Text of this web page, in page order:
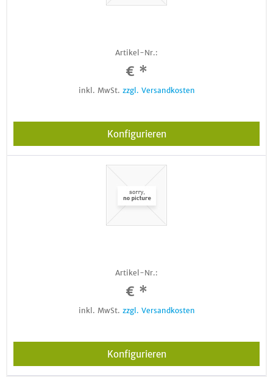
Artikel-Nr.:
€ *
inkl. MwSt. zzgl. Versandkosten
Konfigurieren
Artikel-Nr.:
€ *
inkl. MwSt. zzgl. Versandkosten
Konfigurieren